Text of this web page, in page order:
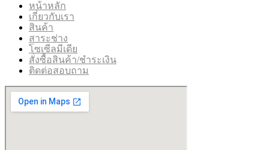
หน้าหลัก
เกี่ยวกับเรา
สินค้า
สาระช่าง
โซเซีลมีเดีย
สั่งซื้อสินค้า/ชำระเงิน
ติดต่อสอบถาม